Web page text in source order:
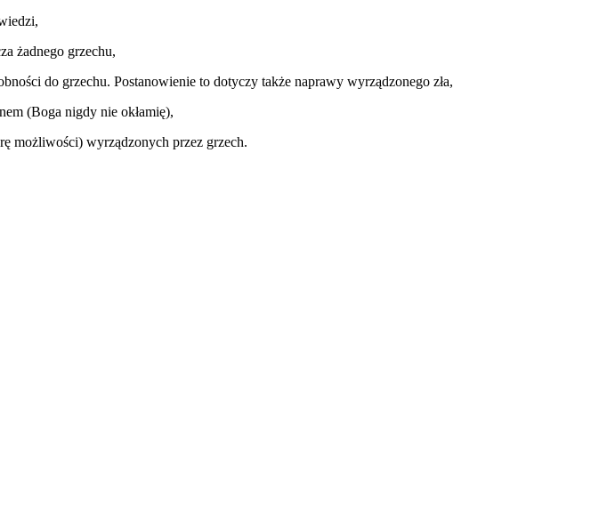
żadnego grzechu,
do grzechu. Postanowienie to dotyczy także naprawy wyrządzonego zła,
(Boga nigdy nie okłamię),
możliwości) wyrządzonych przez grzech.